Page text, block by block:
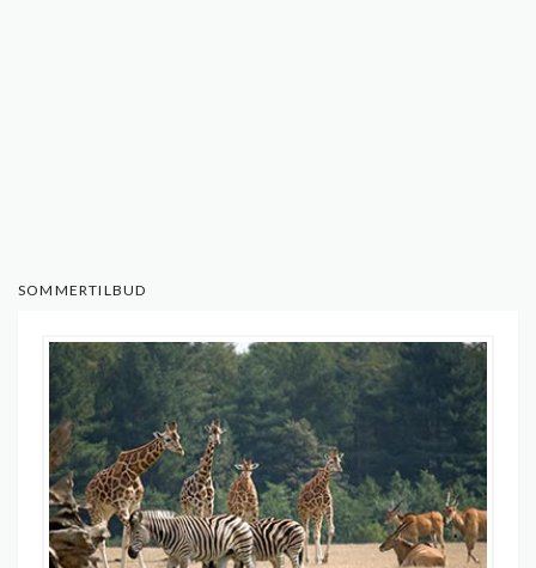
SOMMERTILBUD